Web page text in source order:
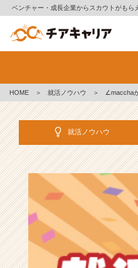
ベンチャー・成長企業からスカウトがもら
策・
就
ノ
ハ
記
事
|
ベ
ン
チ
ー・
HOME ＞ 就活ノウハウ ＞ ∠maccha
就活ノウハウ